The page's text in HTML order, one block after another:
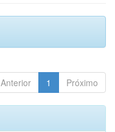
Anterior 1 Próximo